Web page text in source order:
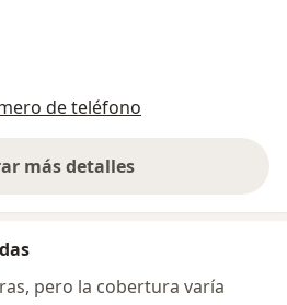
de teléfono
más detalles
sobre la dirección
pero la cobertura varía